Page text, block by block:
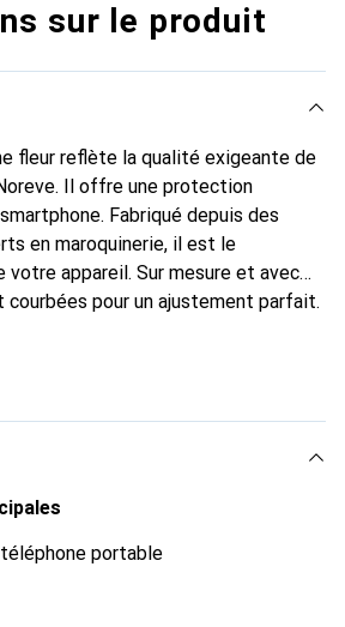
sur le produit
fleur reflète la qualité exigeante de
Il offre une protection
Fabriqué depuis des
en maroquinerie, il est le
votre appareil. Sur mesure et avec
pour un ajustement parfait.
Noreve est reconnue
pour le client exigeant.
portable